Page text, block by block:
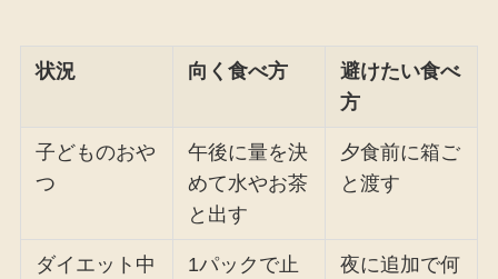
状況 向く食べ方
避けたい食べ
方
子どものおや
つ
午後に量を決
めて水やお茶
と出す
夕食前に箱ご
と渡す
ダイエット中
1パックで止
夜に追加で何